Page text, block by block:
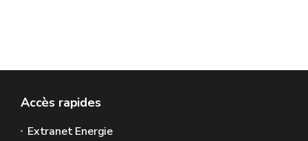
Accès rapides
Extranet Energie